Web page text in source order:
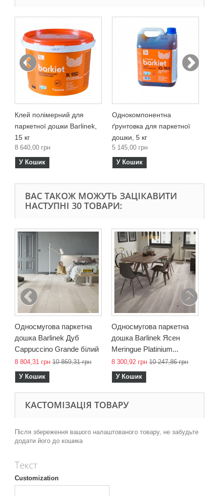
Клей полімерний для
паркетної дошки Barlinek,
15 кг
8 640,00 грн
У Кошик
Однокомпонентна
ґрунтовка для паркетної
дошки, 5 кг
5 145,00 грн
У Кошик
ВАС ТАКОЖ МОЖУТЬ ЗАЦІКАВИТИ
НАСТУПНІ 30 ТОВАРИ:
Односмугова паркетна
дошка Barlinek Дуб
Cappuccino Grande білий
8 804,31 грн 10 869,31 грн
У Кошик
Односмугова паркетна
дошка Barlinek Ясен
Meringue Platinium...
8 300,92 грн 10 247,86 грн
У Кошик
КАСТОМІЗАЦІЯ ТОВАРУ
Після збереження вашого налаштованого товару, не забудьте
додати його до кошика
Текст
Customization